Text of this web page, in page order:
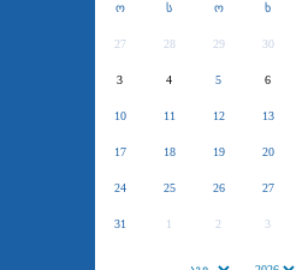
ო ს ო ხ
27 28 29 30
3 4 5 6
10 11 12 13
17 18 19 20
24 25 26 27
31 1 2 3